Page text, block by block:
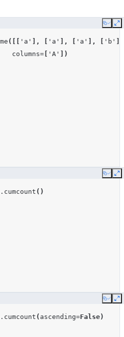
Copy
([[ 'a' ], 'a' ], 'a' ], 'b'
columns= 'A'
])
Copy
. cumcount ()
Copy
. cumcount ( ascending=False)